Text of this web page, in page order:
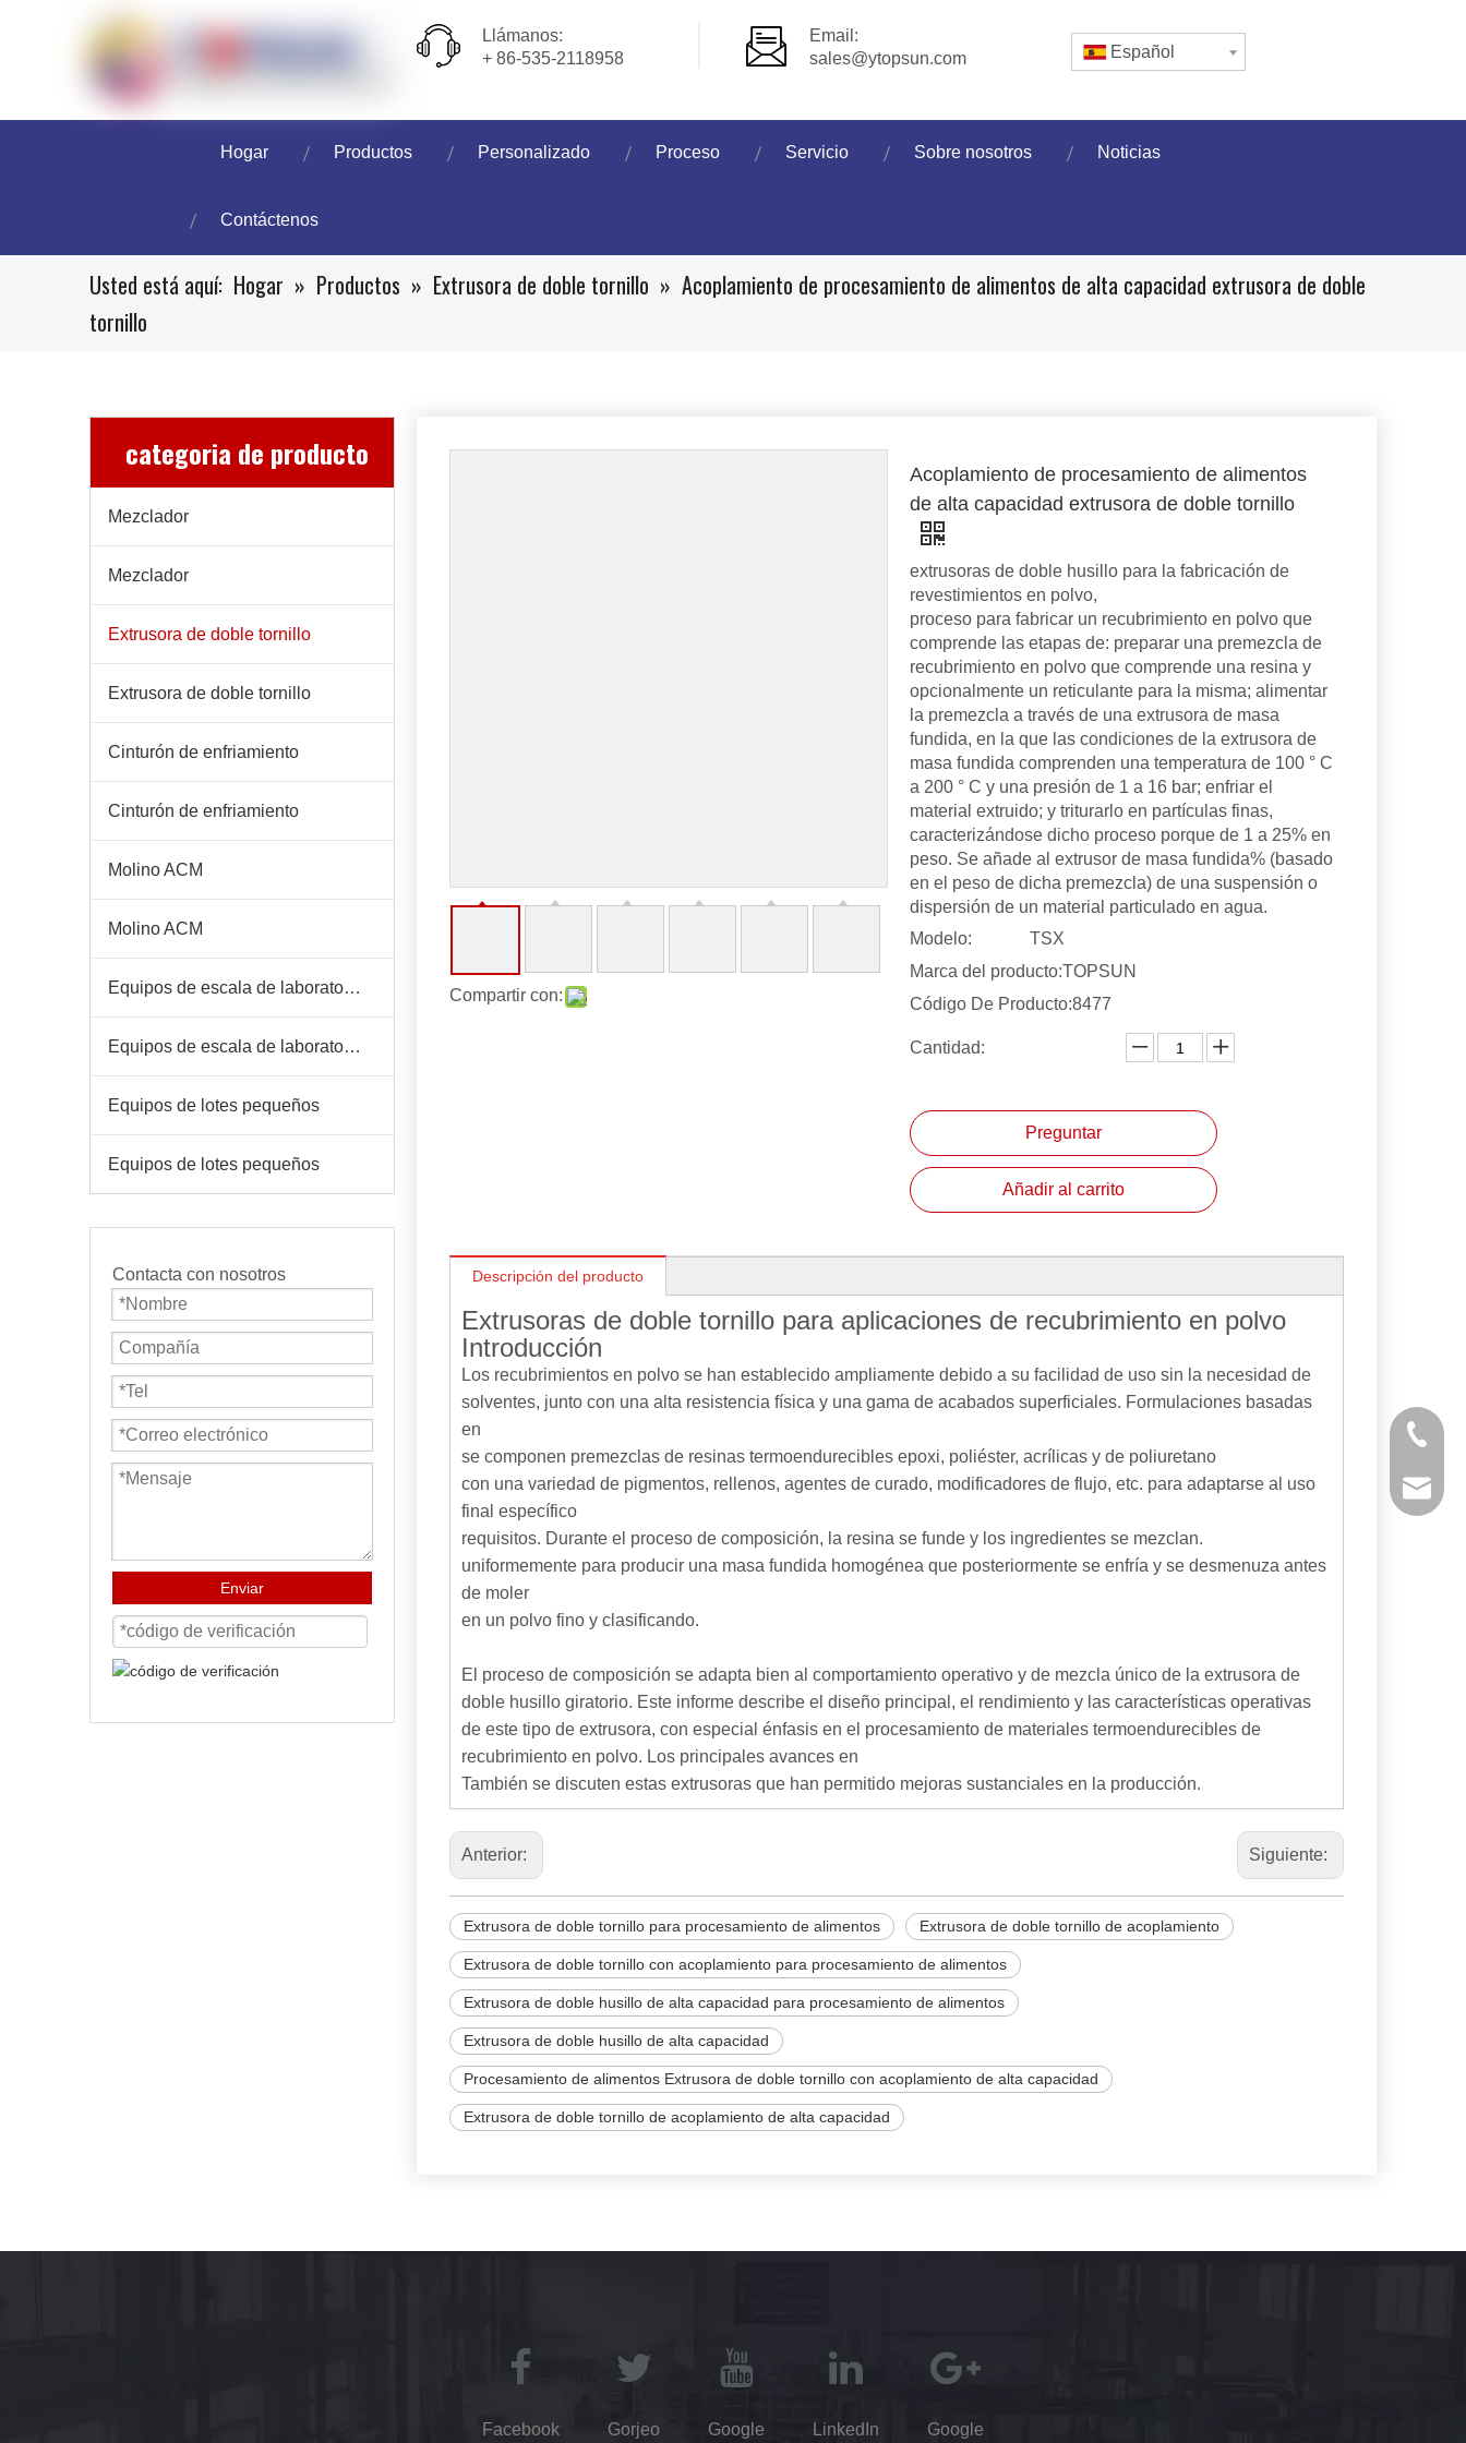
Llámanos:
+ 86-535-2118958
Email:
sales@ytopsun.com
Español
Hogar Productos Personalizado Proceso Servicio Sobre nosotros Noticias
Contáctenos
Usted está aquí: Hogar » Productos » Extrusora de doble tornillo » Acoplamiento de procesamiento de alimentos de alta capacidad extrusora de doble
tornillo
categoria de producto
Mezclador
Mezclador
Extrusora de doble tornillo
Extrusora de doble tornillo
Cinturón de enfriamiento
Cinturón de enfriamiento
Molino ACM
Molino ACM
Equipos de escala de laboratorio
Equipos de escala de laboratorio
Equipos de lotes pequeños
Equipos de lotes pequeños
Contacta con nosotros
Enviar
Compartir con:
Acoplamiento de procesamiento de alimentos
de alta capacidad extrusora de doble tornillo
extrusoras de doble husillo para la fabricación de
revestimientos en polvo,
proceso para fabricar un recubrimiento en polvo que
comprende las etapas de: preparar una premezcla de
recubrimiento en polvo que comprende una resina y
opcionalmente un reticulante para la misma; alimentar
la premezcla a través de una extrusora de masa
fundida, en la que las condiciones de la extrusora de
masa fundida comprenden una temperatura de 100 ° C
a 200 ° C y una presión de 1 a 16 bar; enfriar el
material extruido; y triturarlo en partículas finas,
caracterizándose dicho proceso porque de 1 a 25% en
peso. Se añade al extrusor de masa fundida% (basado
en el peso de dicha premezcla) de una suspensión o
dispersión de un material particulado en agua.
Modelo:
TSX
Marca del producto:TOPSUN
Código De Producto:8477
Cantidad:
Preguntar
Añadir al carrito
Descripción del producto
Extrusoras de doble tornillo para aplicaciones de recubrimiento en polvo
Introducción
Los recubrimientos en polvo se han establecido ampliamente debido a su facilidad de uso sin la necesidad de
solventes, junto con una alta resistencia física y una gama de acabados superficiales. Formulaciones basadas
en
se componen premezclas de resinas termoendurecibles epoxi, poliéster, acrílicas y de poliuretano
con una variedad de pigmentos, rellenos, agentes de curado, modificadores de flujo, etc. para adaptarse al uso
final específico
requisitos. Durante el proceso de composición, la resina se funde y los ingredientes se mezclan.
uniformemente para producir una masa fundida homogénea que posteriormente se enfría y se desmenuza antes
de moler
en un polvo fino y clasificando.
El proceso de composición se adapta bien al comportamiento operativo y de mezcla único de la extrusora de
doble husillo giratorio. Este informe describe el diseño principal, el rendimiento y las características operativas
de este tipo de extrusora, con especial énfasis en el procesamiento de materiales termoendurecibles de
recubrimiento en polvo. Los principales avances en
También se discuten estas extrusoras que han permitido mejoras sustanciales en la producción.
Anterior: Siguiente:
Extrusora de doble tornillo para procesamiento de alimentos Extrusora de doble tornillo de acoplamiento
Extrusora de doble tornillo con acoplamiento para procesamiento de alimentos
Extrusora de doble husillo de alta capacidad para procesamiento de alimentos
Extrusora de doble husillo de alta capacidad
Procesamiento de alimentos Extrusora de doble tornillo con acoplamiento de alta capacidad
Extrusora de doble tornillo de acoplamiento de alta capacidad
Facebook Gorjeo Google LinkedIn Google
+ 86-